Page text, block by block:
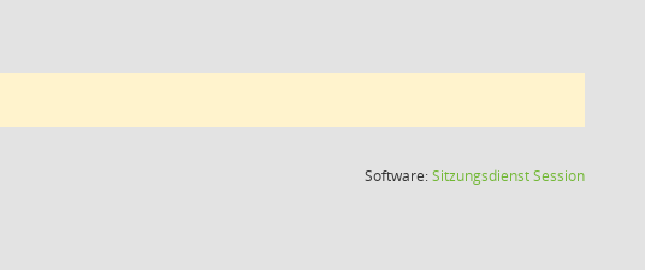
Software:SitzungsdienstSession(Wird in